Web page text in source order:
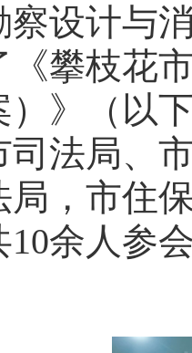
察设计与
《攀枝花
）》（以
司法局、
局，市住
10余人参